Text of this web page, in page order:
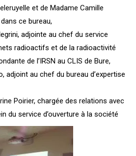
et de Madame Camille
ce bureau,
adjointe au chef du service
radioactifs et de la radioactivité
de l’IRSN au CLIS de Bure,
adjoint au chef du bureau d’expertise
Poirier, chargée des relations avec
du service d’ouverture à la société